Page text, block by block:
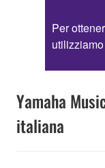
Per
Yamaha
italiana